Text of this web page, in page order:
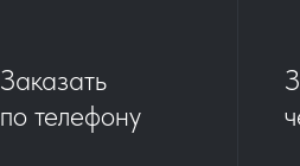
Заказать
по телефону